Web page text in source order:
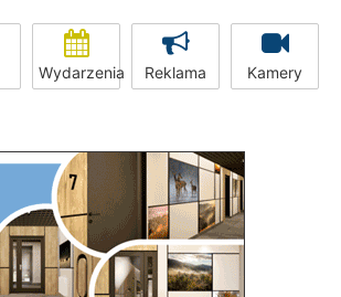
Wydarzenia Reklama Kamery